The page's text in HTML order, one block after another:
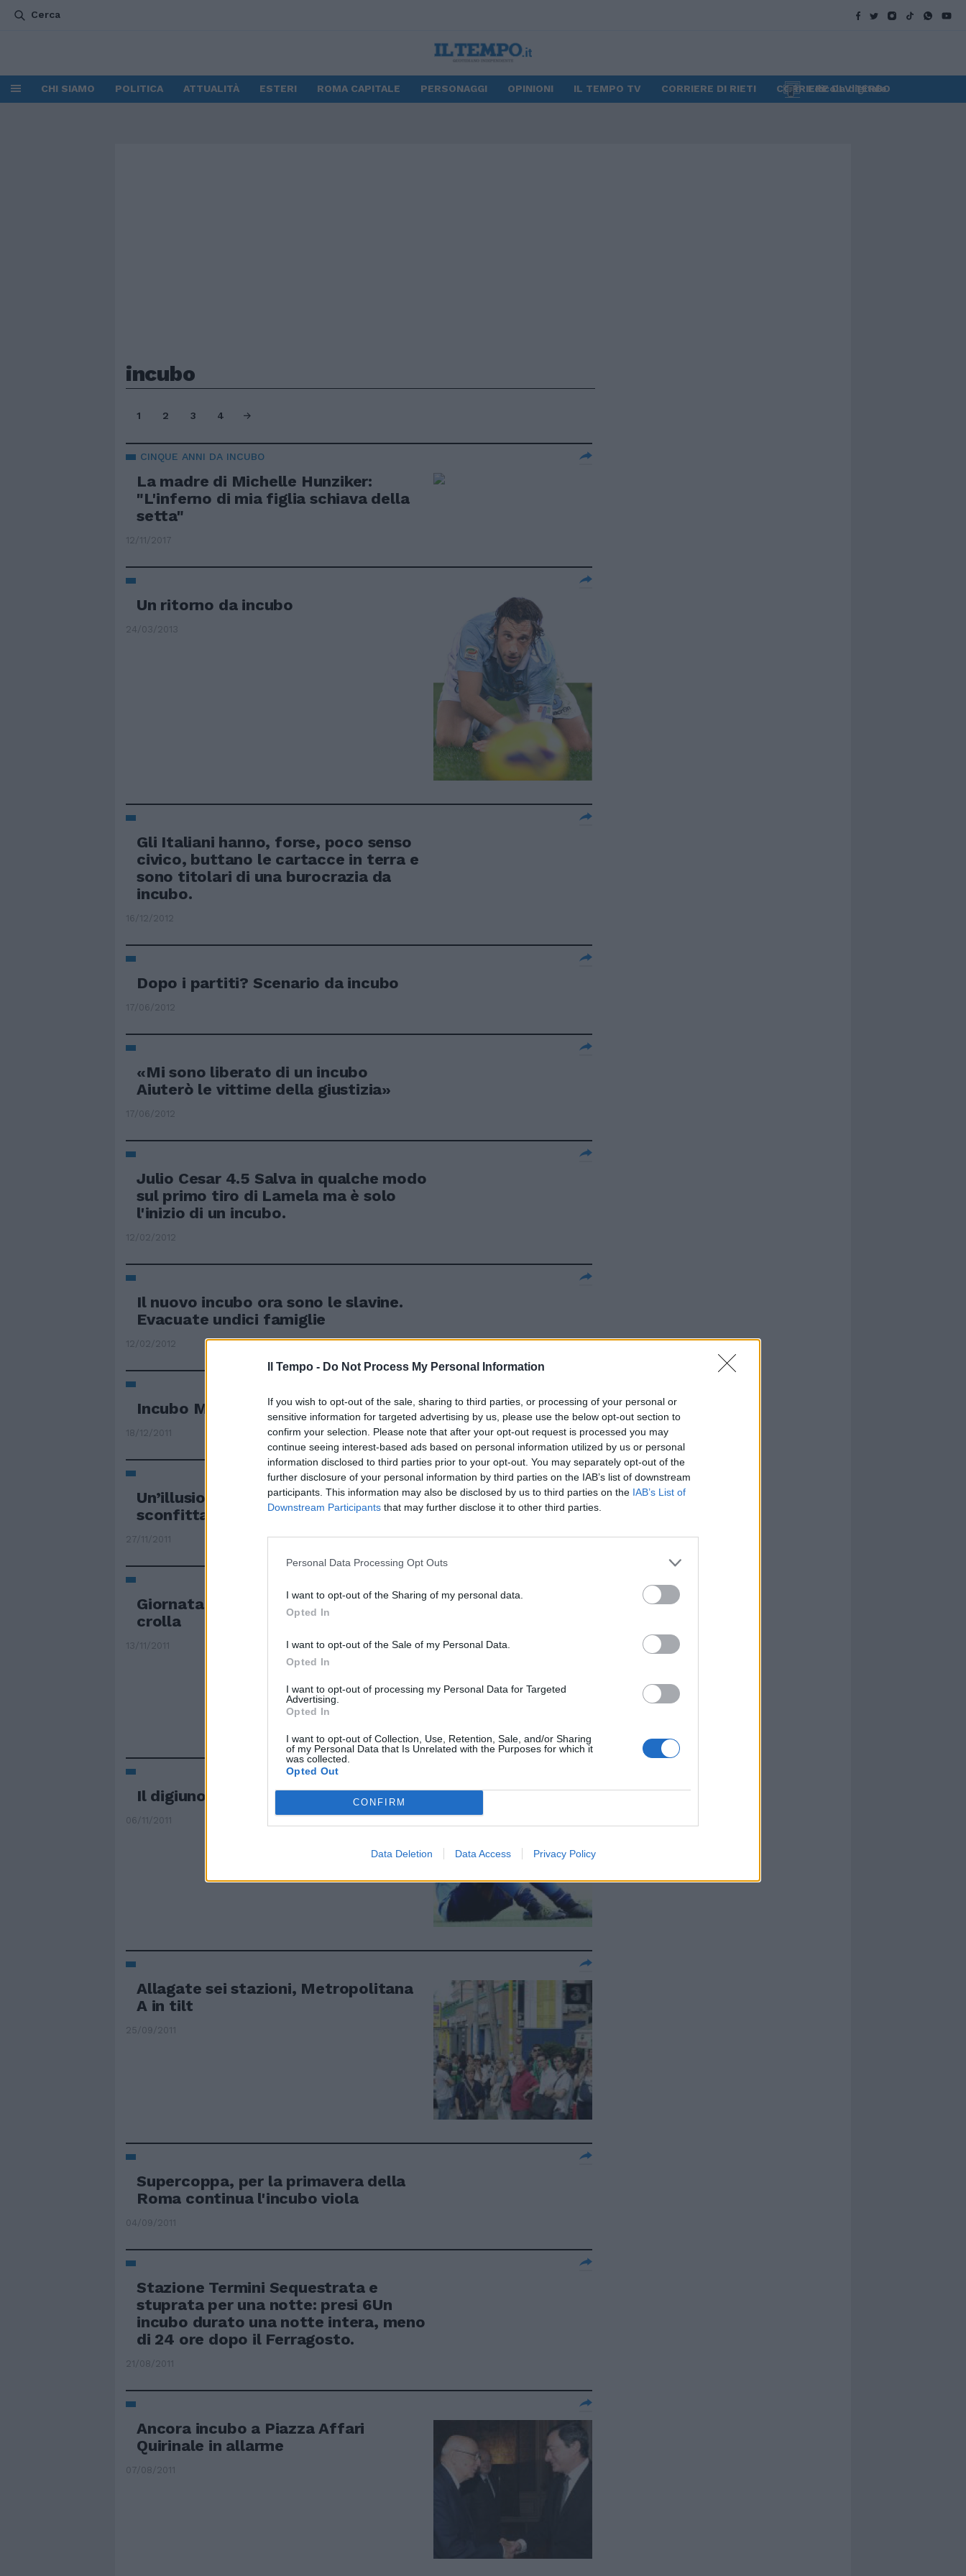
Il Tempo - Do Not Process My Personal Information
If you wish to opt-out of the sale, sharing to third parties, or processing of your personal or
sensitive information for targeted advertising by us, please use the below opt-out section to
confirm your selection. Please note that after your opt-out request is processed you may
continue seeing interest-based ads based on personal information utilized by us or personal
information disclosed to third parties prior to your opt-out. You may separately opt-out of the
further disclosure of your personal information by third parties on the IAB’s list of downstream
participants. This information may also be disclosed by us to third parties on the IAB’s List of
Downstream Participants that may further disclose it to other third parties.
Personal Data Processing Opt Outs
I want to opt-out of the Sharing of my personal data.
Opted In
I want to opt-out of the Sale of my Personal Data.
Opted In
I want to opt-out of processing my Personal Data for Targeted
Advertising.
Opted In
I want to opt-out of Collection, Use, Retention, Sale, and/or Sharing
of my Personal Data that Is Unrelated with the Purposes for which it
was collected.
Opted Out
CONFIRM
Data Deletion Data Access Privacy Policy
Cerca
CHI SIAMO POLITICA ATTUALITÀ ESTERI ROMA CAPITALE PERSONAGGI OPINIONI IL TEMPO TV CORRIERE DI RIETI CORRIERE DI VITERBO
Edicola digitale
incubo
1 2 3 4
CINQUE ANNI DA INCUBO
La madre di Michelle Hunziker:
"L'inferno di mia figlia schiava della
setta"
12/11/2017
Un ritorno da incubo
24/03/2013
Gli Italiani hanno, forse, poco senso
civico, buttano le cartacce in terra e
sono titolari di una burocrazia da
incubo.
16/12/2012
Dopo i partiti? Scenario da incubo
17/06/2012
«Mi sono liberato di un incubo
Aiuterò le vittime della giustizia»
17/06/2012
Julio Cesar 4.5 Salva in qualche modo
sul primo tiro di Lamela ma è solo
l'inizio di un incubo.
12/02/2012
Il nuovo incubo ora sono le slavine.
Evacuate undici famiglie
12/02/2012
Incubo Manchester per Reja
18/12/2011
Un’illusione che maschera una
sconfitta
27/11/2011
Giornata da incubo Piazza Affari
crolla
13/11/2011
Il digiuno di Cisse è un incubo
06/11/2011
Allagate sei stazioni, Metropolitana
A in tilt
25/09/2011
Supercoppa, per la primavera della
Roma continua l'incubo viola
04/09/2011
Stazione Termini Sequestrata e
stuprata per una notte: presi 6Un
incubo durato una notte intera, meno
di 24 ore dopo il Ferragosto.
21/08/2011
Ancora incubo a Piazza Affari
Quirinale in allarme
07/08/2011